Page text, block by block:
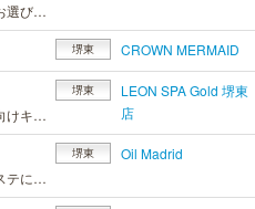
【各ルーム】十三店・新大阪店・京橋店・梅田店・なんば店・堺店ルームをお選び頂きセラピストが移動いたします！□■□■□■□■□■□■□■□■□■□【Aroma&Spaコース】・90分￥10000・120分￥15000※各種カード可□■□■□■□■□■□■□■□■□■□・素人の未経験セラピスト続々入店！・笑顔と愛嬌があるセラピストのみ在籍！素人ならではの施術に心体共にお疲れを癒して下さい！□■□■□■□■□■□■□■□■□■□★当店は完全予約制です★（受付時間24h）TEL:080-4480-9738□■□■□■□■□■□■□■□■□■□※出張もいたします※お気軽にお問い合わせください！▼▼▼▼ホームページご覧ください▼▼▼▼
堺東 CROWN MERMAID
堺東エリア随一のハイグレード空間で、極上の癒しを。＼ただいまご新規様向けキャンペーン開催中／全コース1,000円OFFでご案内いたします。90分 16,000円 → 15,000円120分 21,000円 → 20,000円150分 26,000円 → 25,000円※指名料は別途頂戴いたします初々しさが魅力の新人セラピスト限定プランデビュー直後のセラピストを、指名料込みの特別価格で90分 16,000円120分 21,000円150分 26,000円※他割引との併用不可・新人1名につき1回限り難波ルーム GRAND OPEN！日頃のご愛顧に感謝し、さらなる癒しのステージへ。洗練された空間で、心身ともに満たされるひとときを。皆様のご来店を、心よりお待ちしております。
堺東
LEON SPA Gold 堺東
店
当店自慢のセラピストによる甘い一時を過ごしませんか？せっかくメンズエステに行くなら外したくないっ…!!そんなお兄様たちにこそおすすめしたい!自信があるからこそ『追加OP』はございません！☆ご新規様フリー割 2000円OFF!!☆新人割 2000円OFF!!☆お昼割2000円OFF★夜割2000円OFF※90分以上のみ※指名料 別途 ※特別指名・本指名 適用外お電話の際、『リフナビを見た』でご適用！セラピストの詳細はHPからご確認ください♪------------------------------------Oil madrid (オイルマドリード)TEL：080-4824-6033OPEN ：12:00CLOSE：翌5:00場所：堺東駅
堺東 Oil Madrid